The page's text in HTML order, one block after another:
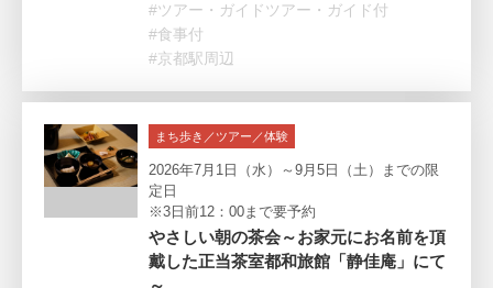
#ツアー・ガイドツアー・ガイド付
#食事付
#京都駅周辺
まち歩き／ツアー／体験
2026年7月1日（水）～9月5日（土）までの限
定日
※3日前12：00まで要予約
やさしい朝の茶会～お家元にお名前を頂
戴した正当茶室都和旅館「静佳庵」にて